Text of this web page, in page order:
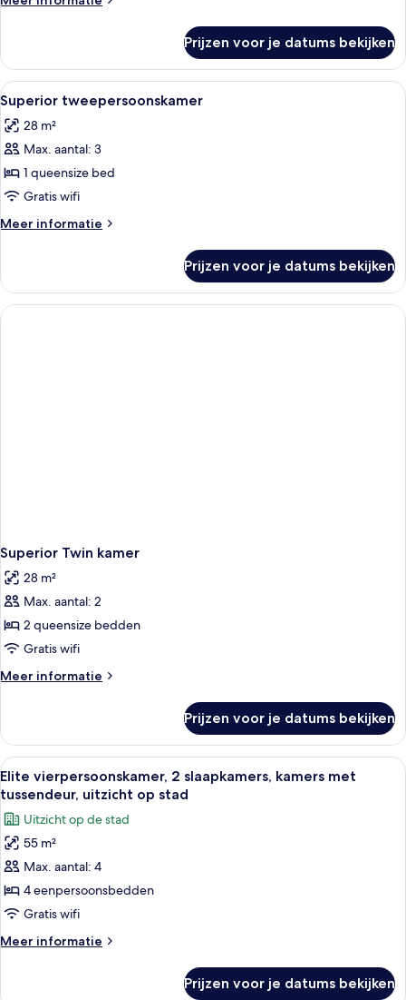
laden
New
Theme
Twin
Room
Prijzen voor je datums bekijken
Alle
foto's
voor
Superior
tweepersoonskamer
laden
Een hotelkamer met een groot bed,
3
Superior tweepersoonskamer
28 m²
Max. aantal: 3
1 queensize bed
Gratis wifi
Meer informatie
Meer
tweepersoonskamer
Prijzen voor je datums bekijken
Superior Twin kamer
28 m²
Max. aantal: 2
2 queensize bedden
Gratis wifi
Meer informatie
Meer
Twin
kamer
Prijzen voor je datums bekijken
Alle
foto's
voor
Elite
vierpersoonskamer,
2
slaapkamers,
kamers
met
tussendeur,
op
Hotelkamer met een groot bed, een
4
Elite vierpersoonskamer, 2 slaapkamers, kamers met
tussendeur, uitzicht op stad
Uitzicht op de stad
55 m²
Max. aantal: 4
4 eenpersoonsbedden
Gratis wifi
Meer informatie
Meer
Prijzen voor je datums bekijken